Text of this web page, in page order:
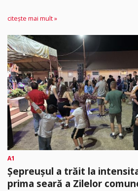
citește mai mult »
A1
Șepreușul a trăit la
prima seară a Zilelor